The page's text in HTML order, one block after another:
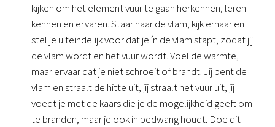
kijken om het element vuur te gaan herkennen, leren
kennen en ervaren. Staar naar de vlam, kijk ernaar en
stel je uiteindelijk voor dat je ín de vlam stapt, zodat jij
de vlam wordt en het vuur wordt. Voel de warmte,
maar ervaar dat je niet schroeit of brandt. Jij bent de
vlam en straalt de hitte uit, jij straalt het vuur uit, jij
voedt je met de kaars die je de mogelijkheid geeft om
te branden, maar je ook in bedwang houdt. Doe dit